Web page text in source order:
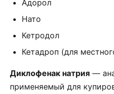
Адорол
Нато
Кетродол
Кетадроп (для
Диклофенак натрия —
применяемый для